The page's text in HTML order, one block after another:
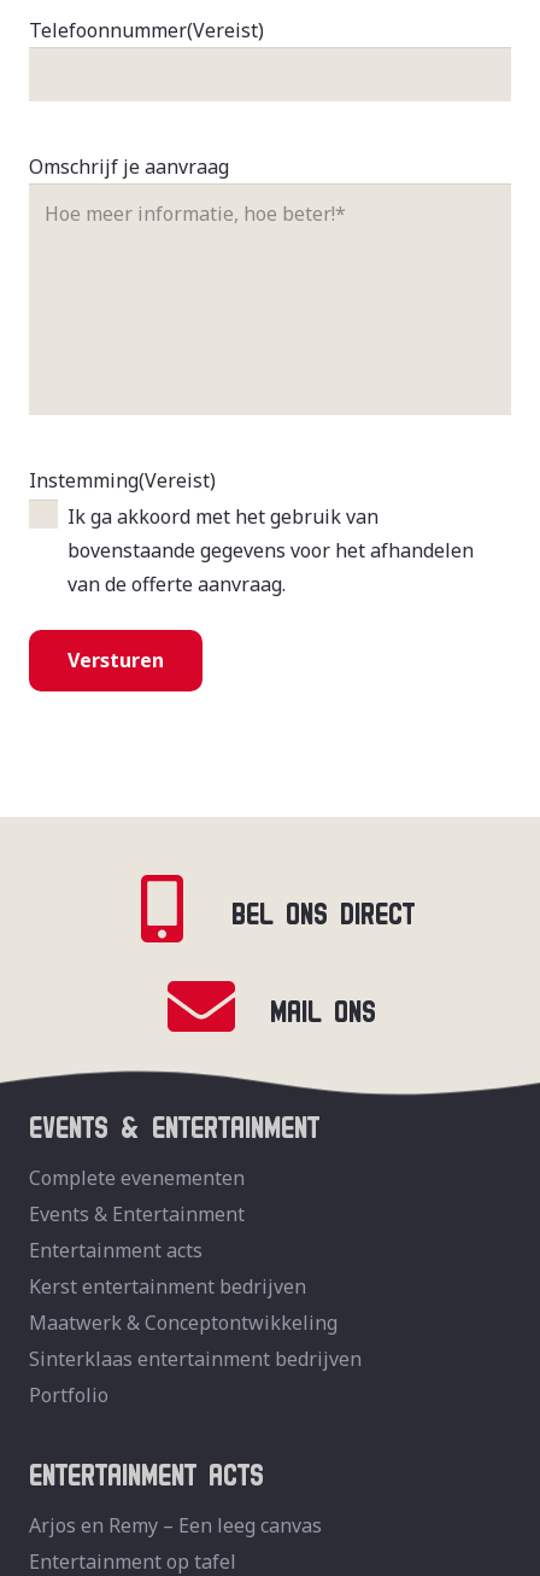
Telefoonnummer(Vereist)
Omschrijf je aanvraag
Instemming(Vereist)
Ik ga akkoord met het gebruik van
bovenstaande gegevens voor het afhandelen
van de offerte aanvraag.
BEL ONS DIRECT
MAIL ONS
EVENTS & ENTERTAINMENT
Complete evenementen
Events & Entertainment
Entertainment acts
Kerst entertainment bedrijven
Maatwerk & Conceptontwikkeling
Sinterklaas entertainment bedrijven
Portfolio
ENTERTAINMENT ACTS
Arjos en Remy – Een leeg canvas
Entertainment op tafel